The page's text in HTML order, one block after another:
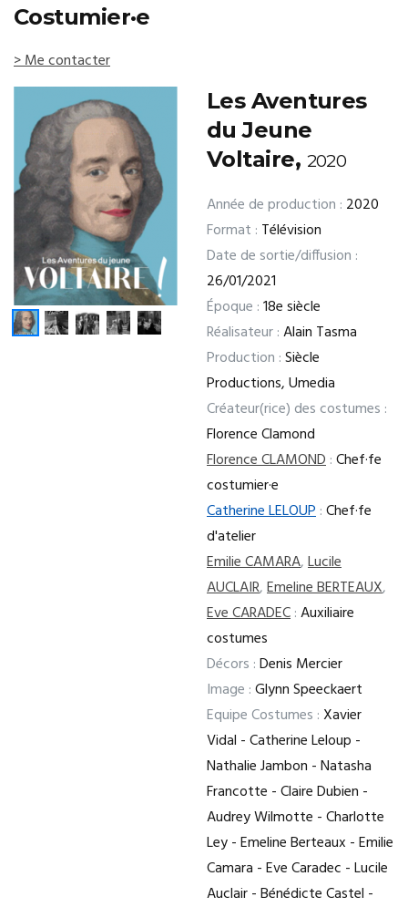
Costumier·e
> Me contacter
Les Aventures
du Jeune
Voltaire, 2020
Année de production : 2020
Format : Télévision
Date de sortie/diffusion :
26/01/2021
Époque :18e siècle
Réalisateur :Alain Tasma
Production :Siècle
Productions, Umedia
Créateur(rice) des costumes :
Florence Clamond
Florence CLAMOND:Chef·fe
costumier·e
Catherine LELOUP:Chef·fe
d'atelier
Emilie CAMARA,Lucile
AUCLAIR,Emeline BERTEAUX,
Eve CARADEC:Auxiliaire
costumes
Décors :Denis Mercier
Image :Glynn Speeckaert
Equipe Costumes :Xavier
Vidal - Catherine Leloup -
Nathalie Jambon - Natasha
Francotte - Claire Dubien -
Audrey Wilmotte - Charlotte
Ley - Emeline Berteaux - Emilie
Camara - Eve Caradec - Lucile
Auclair - Bénédicte Castel -